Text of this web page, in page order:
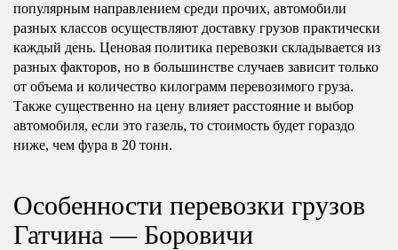
популярным направлением среди прочих, автомобили
разных классов осуществляют доставку грузов практически
каждый день. Ценовая политика перевозки складывается из
разных факторов, но в большинстве случаев зависит только
от объема и количество килограмм перевозимого груза.
Также существенно на цену влияет расстояние и выбор
автомобиля, если это газель, то стоимость будет гораздо
ниже, чем фура в 20 тонн.
Особенности перевозки грузов
Гатчина — Боровичи